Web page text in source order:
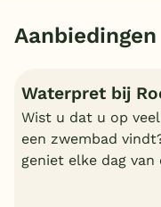
Aanbiedingen
Waterpret bij
Wist u dat u op
een zwembad
geniet elke dag